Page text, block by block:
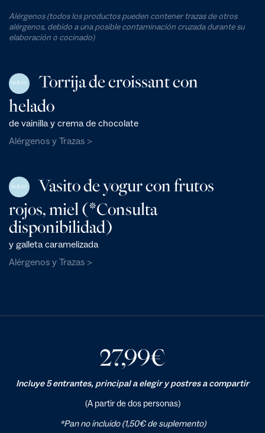
Alérgenos (todos los productos pueden contener trazas de otros
alérgenos, debido a una posible contaminación cruzada durante su
elaboración o cocinado)
NUEVO
Torrija de croissant con
helado
de vainilla y crema de chocolate
Alérgenos y Trazas >
NUEVO
Vasito de yogur con frutos
rojos, miel (*Consulta
disponibilidad)
y galleta caramelizada
Alérgenos y Trazas >
27,99€
Incluye 5 entrantes, principal a elegir y postres a compartir
(A partir de dos personas)
*Pan no incluido (1,50€ de suplemento)